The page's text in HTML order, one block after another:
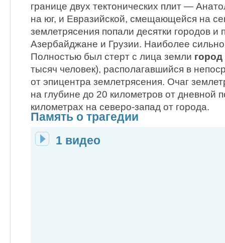
границе двух тектонических плит —
на юг, и Евразийской, смещающейся на
землетрясения попали десятки городов и
Азербайджане и Грузии. Наиболее
Полностью был стерт с лица земли город
тысяч человек), располагавшийся в
от эпицентра землетрясения. Очаг
на глубине до 20 километров от дневной
километрах на северо-запад от города.
Память о трагедии
1 видео